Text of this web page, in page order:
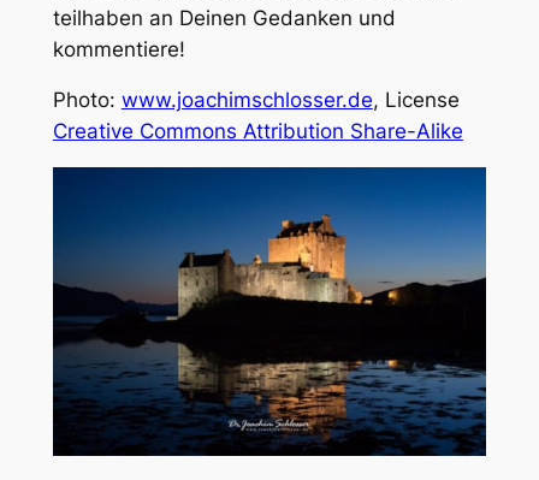
teilhaben an Deinen Gedanken und
kommentiere!
Photo: www.joachimschlosser.de, License
Creative Commons Attribution Share-Alike